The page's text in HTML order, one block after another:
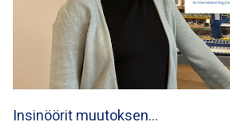
Insinöörit muutoksen…